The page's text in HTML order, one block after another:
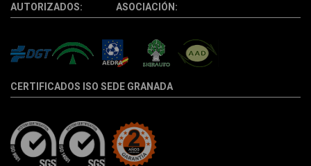
AUTORIZADOS: ASOCIACIÓN:
CERTIFICADOS ISO SEDE GRANADA